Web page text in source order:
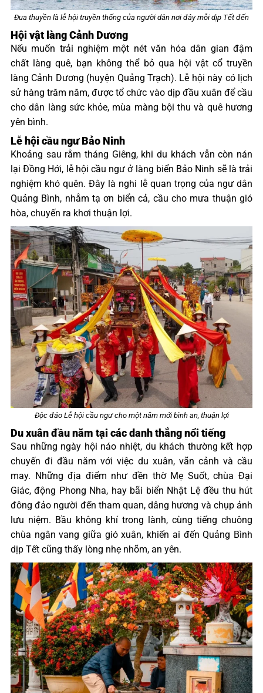
Đua thuyền là lễ hội truyền thống của người dân nơi đây mỗi dịp Tết đến
Hội vật làng Cảnh Dương
Nếu muốn trải nghiệm một nét văn hóa dân gian đậm
chất làng quê, bạn không thể bỏ qua hội vật cổ truyền
làng Cảnh Dương (huyện Quảng Trạch). Lễ hội này có lịch
sử hàng trăm năm, được tổ chức vào dịp đầu xuân để cầu
cho dân làng sức khỏe, mùa màng bội thu và quê hương
yên bình.
Lễ hội cầu ngư Bảo Ninh
Khoảng sau rằm tháng Giêng, khi du khách vẫn còn nán
lại Đồng Hới, lễ hội cầu ngư ở làng biển Bảo Ninh sẽ là trải
nghiệm khó quên. Đây là nghi lễ quan trọng của ngư dân
Quảng Bình, nhằm tạ ơn biển cả, cầu cho mưa thuận gió
hòa, chuyến ra khơi thuận lợi.
Độc đáo Lễ hội cầu ngư cho một năm mới bình an, thuận lợi
Du xuân đầu năm tại các danh thắng nổi tiếng
Sau những ngày hội náo nhiệt, du khách thường kết hợp
chuyến đi đầu năm với việc du xuân, vãn cảnh và cầu
may. Những địa điểm như đền thờ Mẹ Suốt, chùa Đại
Giác, động Phong Nha, hay bãi biển Nhật Lệ đều thu hút
đông đảo người đến tham quan, dâng hương và chụp ảnh
lưu niệm. Bầu không khí trong lành, cùng tiếng chuông
chùa ngân vang giữa gió xuân, khiến ai đến Quảng Bình
dịp Tết cũng thấy lòng nhẹ nhõm, an yên.